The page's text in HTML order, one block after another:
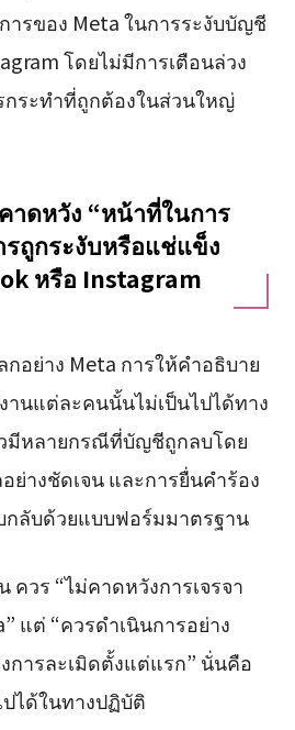
ารของ Meta ในการระงับบัญชี
โดยไม่มีการเตือนล่วง
กระทำที่ถูกต้องในส่วนใหญ่
าดหวัง “หน้าที่ในการ
ถูกระงับหรือแช่แข็ง
หรือ Instagram
อย่าง Meta การให้คำอธิบาย
านแต่ละคนนั้นไม่เป็นไปได้ทาง
มีหลายกรณีที่บัญชีถูกลบโดย
ย่างชัดเจน และการยื่นคำร้อง
กลับด้วยแบบฟอร์มมาตรฐาน
ควร “ไม่คาดหวังการเจรจา
แต่ “ควรดำเนินการอย่าง
การละเมิดตั้งแต่แรก” นั่นคือ
ได้ในทางปฏิบัติ